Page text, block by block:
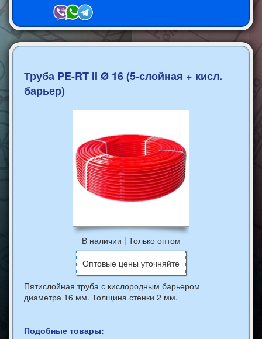
Мы предлагаем
Тара полимерная
Трубы полиэтиленовые
Трубы PERT II и крепления
+7 (959) 527-55-51
+7 (959) 126-17-37
+7 (959) 152-53-05
+7 (959) 131-93-54
+7 (857) 259-93-36
+7 (857) 259-93-43
291034, ЛНР, Луганск,
ул. Ломоносова, 98з
Труба PE-RT II Ø 16 (5-слойная + кисл.
барьер)
В наличии | Только оптом
Оптовые цены уточняйте
Пятислойная труба с кислородным барьером
диаметра 16 мм. Толщина стенки 2 мм.
Подобные товары: